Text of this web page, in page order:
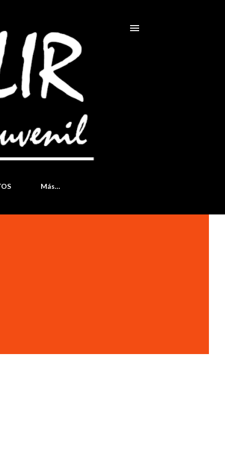
Más…